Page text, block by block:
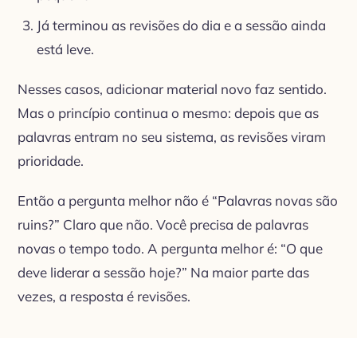
Já terminou as revisões do dia e a sessão ainda
está leve.
Nesses casos, adicionar material novo faz sentido.
Mas o princípio continua o mesmo: depois que as
palavras entram no seu sistema, as revisões viram
prioridade.
Então a pergunta melhor não é “Palavras novas são
ruins?” Claro que não. Você precisa de palavras
novas o tempo todo. A pergunta melhor é: “O que
deve liderar a sessão hoje?” Na maior parte das
vezes, a resposta é revisões.